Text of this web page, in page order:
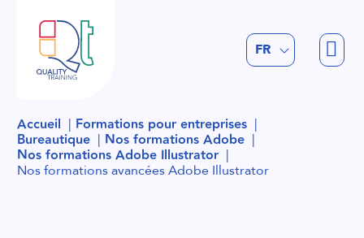
FR
NL
Accueil Formations pour entreprises
Bureautique Nos formations Adobe
Nos formations Adobe Illustrator
Nos formations avancées Adobe Illustrator